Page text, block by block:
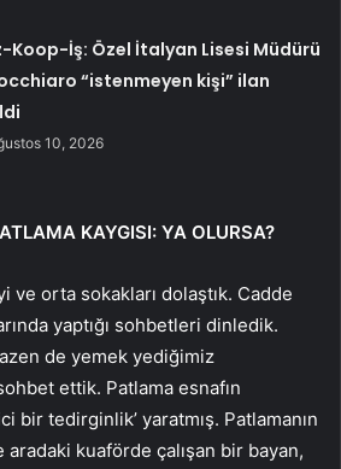
Koop-İş: Özel İtalyan Lisesi Müdürü
“istenmeyen kişi” ilan
10, 2026
KAYGISI: YA OLURSA?
ve orta sokakları dolaştık. Cadde
yaptığı sohbetleri dinledik.
de yemek yediğimiz
ettik. Patlama esnafın
bir tedirginlik’ yaratmış. Patlamanın
kuaförde çalışan bir bayan,